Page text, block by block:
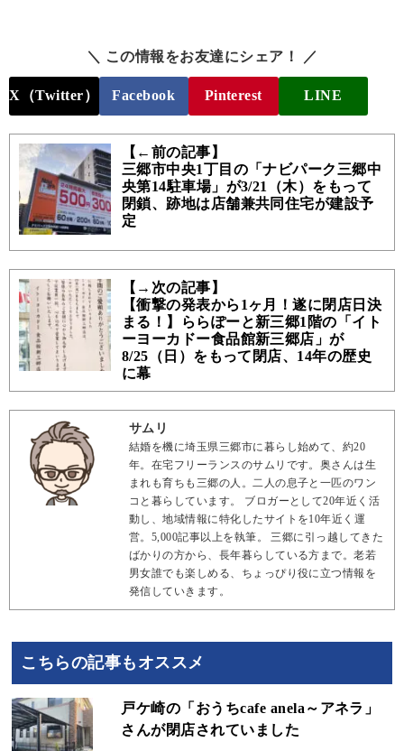
＼ この情報をお友達にシェア！ ／
X（Twitter） Facebook Pinterest LINE
【←前の記事】
三郷市中央1丁目の「ナビパーク三郷中
央第14駐車場」が3/21（木）をもって
閉鎖、跡地は店舗兼共同住宅が建設予
定
【→次の記事】
【衝撃の発表から1ヶ月！遂に閉店日決
まる！】ららぽーと新三郷1階の「イト
ーヨーカドー食品館新三郷店」が
8/25（日）をもって閉店、14年の歴史
に幕
サムリ
結婚を機に埼玉県三郷市に暮らし始めて、約20
年。在宅フリーランスのサムリです。奥さんは生
まれも育ちも三郷の人。二人の息子と一匹のワン
コと暮らしています。 ブロガーとして20年近く活
動し、地域情報に特化したサイトを10年近く運
営。5,000記事以上を執筆。 三郷に引っ越してきた
ばかりの方から、長年暮らしている方まで。老若
男女誰でも楽しめる、ちょっぴり役に立つ情報を
発信していきます。
こちらの記事もオススメ
戸ケ崎の「おうちcafe anela～アネラ」
さんが閉店されていました